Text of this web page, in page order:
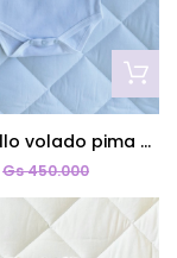
body cuello volado pima blanco
Gs 450.000